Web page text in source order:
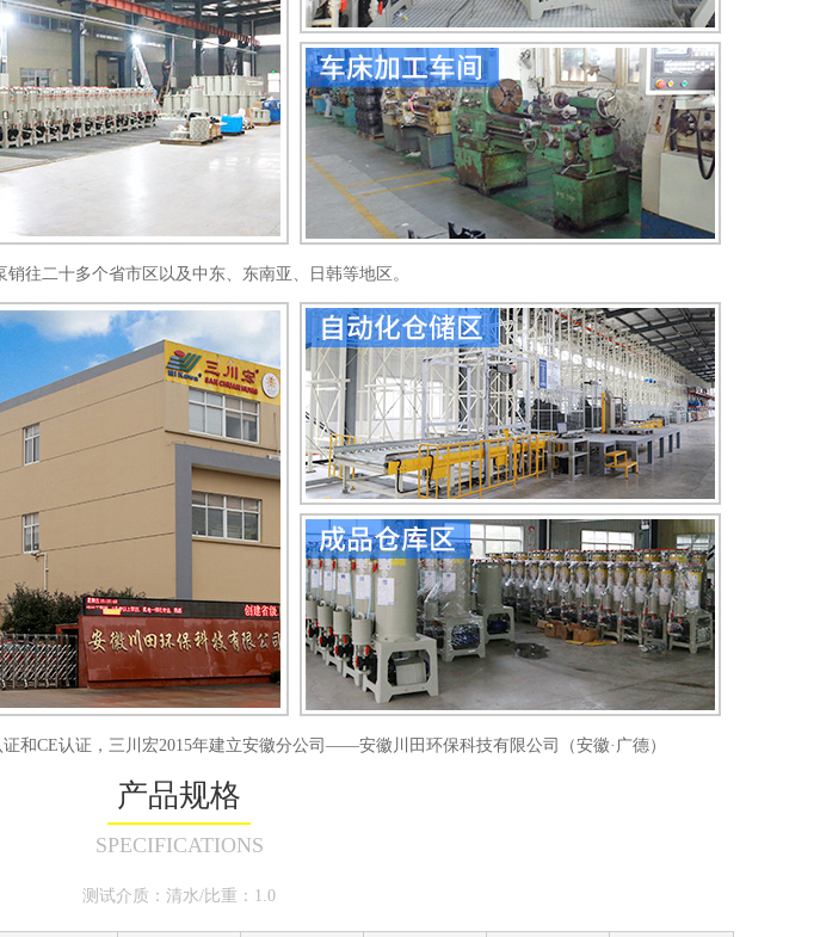
往二十多个省市区以及中东、东南亚、日韩等地区。
和CE认证，三川宏2015年建立安徽分公司——安徽川田环保科技有限公司（安徽·广德）
产品规格
SPECIFICATIONS
测试介质：清水/比重：1.0